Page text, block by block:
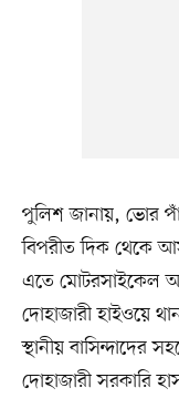
পুলিশ জানায়, ভোর
বিপরীত দিক থেকে
এতে মোটরসাইকেল
দোহাজারী হাইওয়ে
স্থানীয় বাসিন্দাদের
দোহাজারী সরকারি